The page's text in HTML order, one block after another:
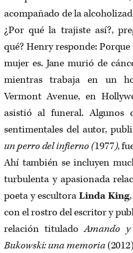
acompañado de la
¿Por qué la trajiste así?,
qué? Henry responde: Porque
mujer es. Jane murió de
mientras trabaja en un
Vermont Avenue, en
asistió al funeral. Algunos
sentimentales del autor,
un perro del infierno (1977),
Ahí también se incluyen
turbulenta y apasionada
poeta y escultoraLinda King
con el rostro del escritor y
relación tituladoAmando
Bukowski: una memoria